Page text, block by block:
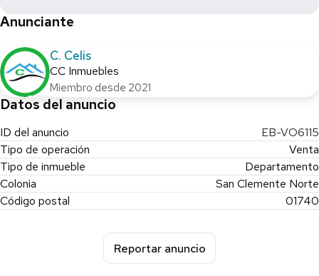
Anunciante
C. Celis
CC Inmuebles
Miembro desde 2021
Datos del anuncio
ID del anuncio
EB-VO6115
Tipo de operación
Venta
Tipo de inmueble
Departamento
Colonia
San Clemente Norte
Código postal
01740
Reportar anuncio